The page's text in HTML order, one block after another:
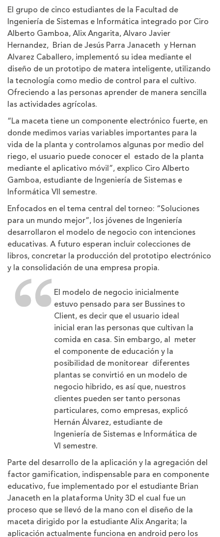
El grupo de cinco estudiantes de la Facultad de
Ingeniería de Sistemas e Informática integrado por Ciro
Alberto Gamboa, Alix Angarita, Alvaro Javier
Hernandez, Brian de Jesús Parra Janaceth y Hernan
Alvarez Caballero, implementó su idea mediante el
diseño de un prototipo de matera inteligente, utilizando
la tecnología como medio de control para el cultivo.
Ofreciendo a las personas aprender de manera sencilla
las actividades agrícolas.
“La maceta tiene un componente electrónico fuerte, en
donde medimos varias variables importantes para la
vida de la planta y controlamos algunas por medio del
riego, el usuario puede conocer el estado de la planta
mediante el aplicativo móvil”, explico Ciro Alberto
Gamboa, estudiante de Ingeniería de Sistemas e
Informática VII semestre.
Enfocados en el tema central del torneo: “Soluciones
para un mundo mejor”, los jóvenes de Ingeniería
desarrollaron el modelo de negocio con intenciones
educativas. A futuro esperan incluir colecciones de
libros, concretar la producción del prototipo electrónico
y la consolidación de una empresa propia.
El modelo de negocio inicialmente
estuvo pensado para ser Bussines to
Client, es decir que el usuario ideal
inicial eran las personas que cultivan la
comida en casa. Sin embargo, al meter
el componente de educación y la
posibilidad de monitorear diferentes
plantas se convirtió en un modelo de
negocio hibrido, es así que, nuestros
clientes pueden ser tanto personas
particulares, como empresas, explicó
Hernán Álvarez, estudiante de
Ingeniería de Sistemas e Informática de
VI semestre.
Parte del desarrollo de la aplicación y la agregación del
factor gamification, indispensable para en componente
educativo, fue implementado por el estudiante Brian
Janaceth en la plataforma Unity 3D el cual fue un
proceso que se llevó de la mano con el diseño de la
maceta dirigido por la estudiante Alix Angarita; la
aplicación actualmente funciona en android pero los